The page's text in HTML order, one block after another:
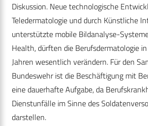
Diskussion. Neue technologische
Teledermatologie und durch Künstliche
unterstützte mobile Bildanalyse-
Health, dürften die Berufsdermatologie
Jahren wesentlich verändern. Für den
Bundeswehr ist die Beschäftigung mit
eine dauerhafte Aufgabe, da
Dienstunfälle im Sinne des
darstellen.